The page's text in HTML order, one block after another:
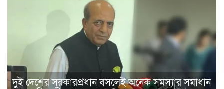
দুই দেশের সরকারপ্রধান বসলেই অনেক সমস্যার সমাধান